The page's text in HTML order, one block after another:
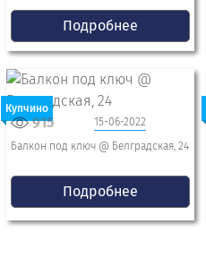
Подробнее
Купчино
15-06-2022
915
Балкон под ключ @ Белградская, 24
Подробнее